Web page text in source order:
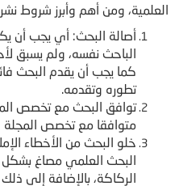
العلمية، ومن أهم وأبرز شروط نشر
أصالة البحث: أي يجب أن
الباحث نفسه، ولم يسبق
كما يجب أن يقدم البحث
تطوره وتقدمه.
توافق البحث مع تخصص
متوافقا مع تخصص المجلة
خلو البحث من الأخطاء
البحث العلمي مصاغ بشكل
الركاكة، بالإضافة إلى